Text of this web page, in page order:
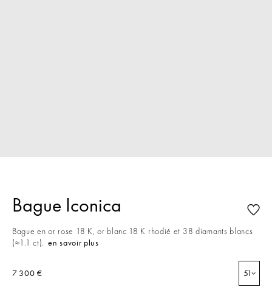
Bague Iconica
Bague en or rose 18 K, or blanc 18 K rhodié et 38 diamants blancs
(≈1.1 ct). en savoir plus
7 300 € 51